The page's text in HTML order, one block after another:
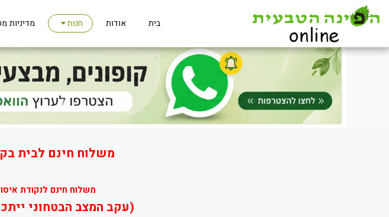
משלוח חינם לבית
משלוח חינם לנקודת איסוף
(עקב המצב הבטחוני
בית אודות חנות מדיניות